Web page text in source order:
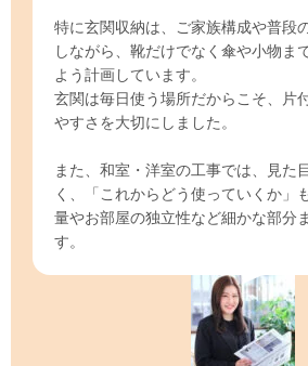
特に玄関収納は、ご家族構成や普段
しながら、靴だけでなく傘や小物ま
よう計画しています。
玄関は毎日使う場所だからこそ、片
やすさを大切にしました。
また、和室・洋室の工事では、見た
く、「これからどう使っていくか」
量やお部屋の独立性など細かな部分
す。